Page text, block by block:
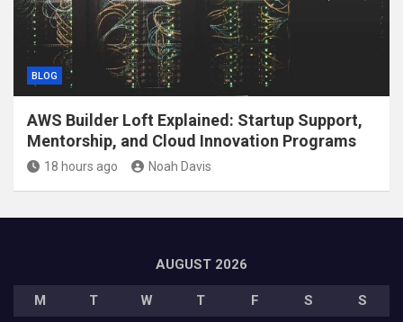
BLOG
AWS Builder Loft Explained: Startup Support,
Mentorship, and Cloud Innovation Programs
18 hours ago Noah Davis
AUGUST 2026
M T W T F S
S